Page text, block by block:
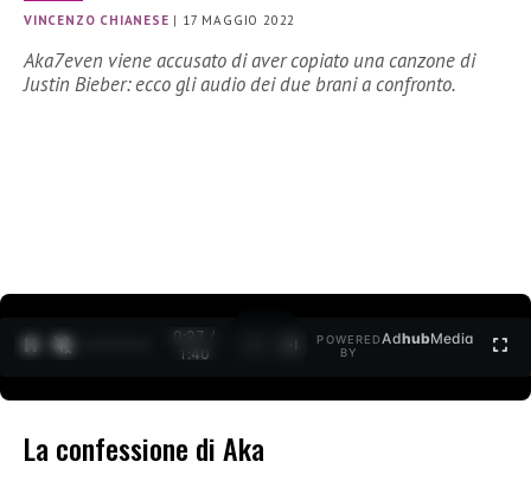
VINCENZO CHIANESE | 17 MAGGIO 2022
Aka7even viene accusato di aver copiato una canzone di
Justin Bieber: ecco gli audio dei due brani a confronto.
0:27 /
1:40
POWERED
BY
AdhubMedia
La confessione di Aka